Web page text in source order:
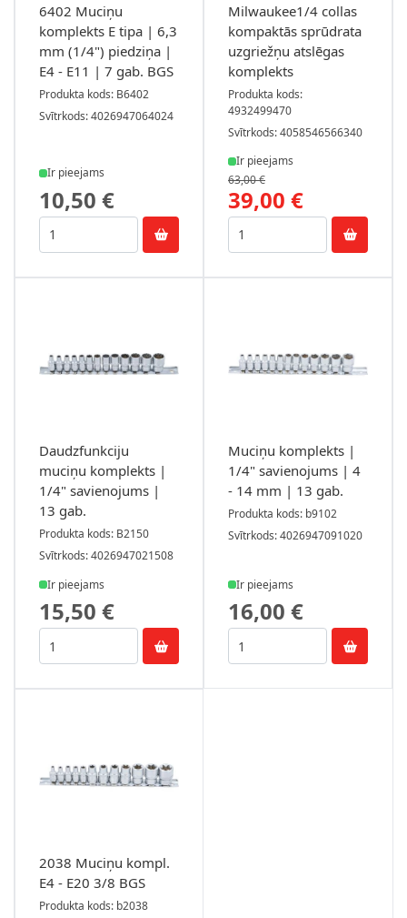
6402 Muciņu
komplekts E tipa | 6,3
mm (1/4") piedziņa |
E4 - E11 | 7 gab. BGS
Produkta kods: B6402
Svītrkods: 4026947064024
Ir pieejams
10,50 €
Milwaukee1/4 collas
kompaktās sprūdrata
uzgriežņu atslēgas
komplekts
Produkta kods:
4932499470
Svītrkods: 4058546566340
Ir pieejams
39,00 €
63,00 €
Daudzfunkciju
muciņu komplekts |
1/4" savienojums |
13 gab.
Produkta kods: B2150
Svītrkods: 4026947021508
Ir pieejams
15,50 €
Muciņu komplekts |
1/4" savienojums | 4
- 14 mm | 13 gab.
Produkta kods: b9102
Svītrkods: 4026947091020
Ir pieejams
16,00 €
2038 Muciņu kompl.
E4 - E20 3/8 BGS
Produkta kods: b2038